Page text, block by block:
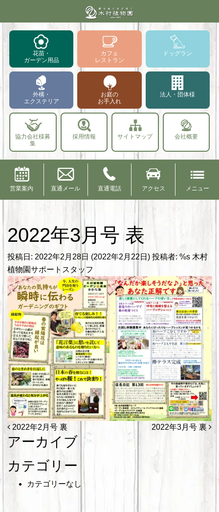
花苗・
ガーデン用品
カフェ
レストラン
ドッグラン
外構・
エクステリア
お庭の
お手入れ
法人・団体様
協力会社様募
集
採用情報 サイトマップ 会社概要
営業案内 直通メール 直通電話 アクセス メニュー
2022年3月号 表
投稿日: 2022年2月28日 (2022年2月22日) 投稿者: %s 木村
植物園サポートスタッフ
投稿ナビゲーション
2022年2月号 裏 2022年3月号 裏
アーカイブ
カテゴリー
カテゴリーなし